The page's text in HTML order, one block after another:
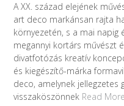
A XX. század elejének
art deco markánsan rajta
környezetén, s a mai napig
megannyi kortárs művészt
divatfotózás kreatív
és kiegészítő-márka
deco, amelynek jellegzetes
visszaköszönnek Read More